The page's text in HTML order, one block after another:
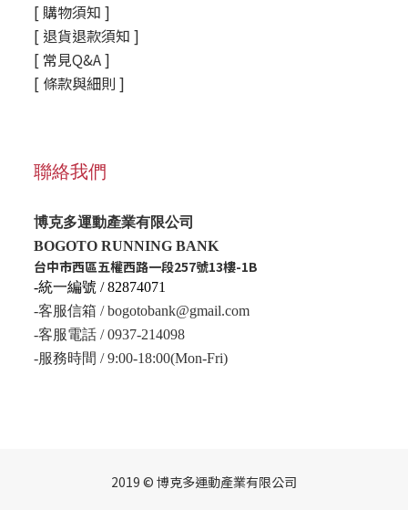
[ 購物須知 ]
[ 退貨退款須知 ]
[ 常見Q&A ]
[ 條款與細則 ]
聯絡我們
博克多運動產業有限公司
BOGOTO RUNNING BANK
台中市西區五權西路一段257號13樓-1B
-統一編號 / 82874071
-客服信箱 / bogotobank@gmail.com
-客服電話 / 0937-214098
-服務時間 / 9:00-18:00(Mon-Fri)
2019 © 博克多運動產業有限公司